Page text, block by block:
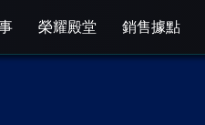
榮耀殿堂 銷售據點